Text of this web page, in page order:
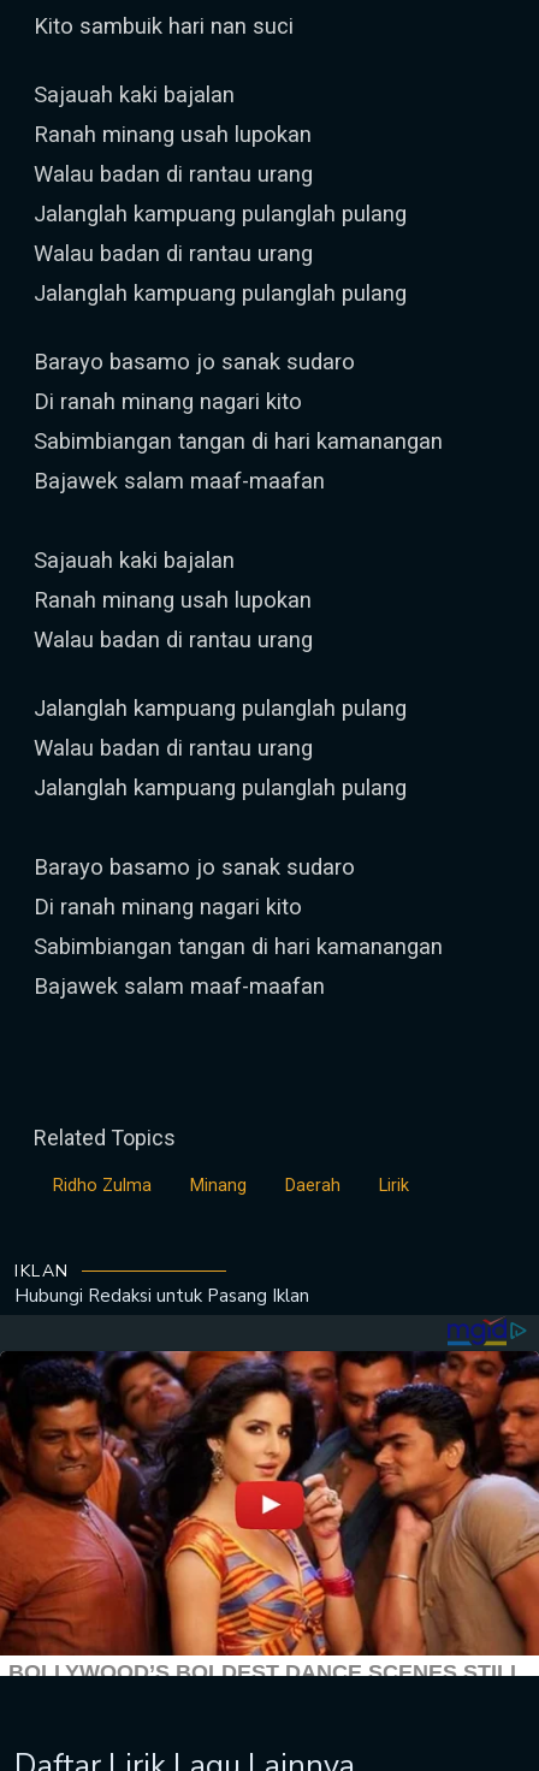
Kito sambuik hari nan suci
Sajauah kaki bajalan
Ranah minang usah lupokan
Walau badan di rantau urang
Jalanglah kampuang pulanglah pulang
Walau badan di rantau urang
Jalanglah kampuang pulanglah pulang
Barayo basamo jo sanak sudaro
Di ranah minang nagari kito
Sabimbiangan tangan di hari kamanangan
Bajawek salam maaf-maafan
Sajauah kaki bajalan
Ranah minang usah lupokan
Walau badan di rantau urang
Jalanglah kampuang pulanglah pulang
Walau badan di rantau urang
Jalanglah kampuang pulanglah pulang
Barayo basamo jo sanak sudaro
Di ranah minang nagari kito
Sabimbiangan tangan di hari kamanangan
Bajawek salam maaf-maafan
Related Topics
Ridho Zulma Minang Daerah Lirik
IKLAN
Hubungi Redaksi untuk Pasang Iklan